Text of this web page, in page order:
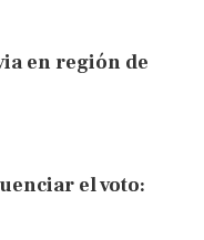
en región de
el voto: